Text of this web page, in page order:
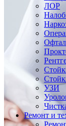
ЛОР
УЗИ
Ремонт и